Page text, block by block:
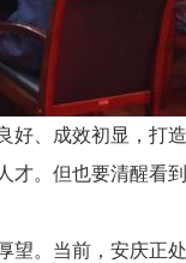
、成效初显，打
才。但也要清醒看
。当前，安庆正